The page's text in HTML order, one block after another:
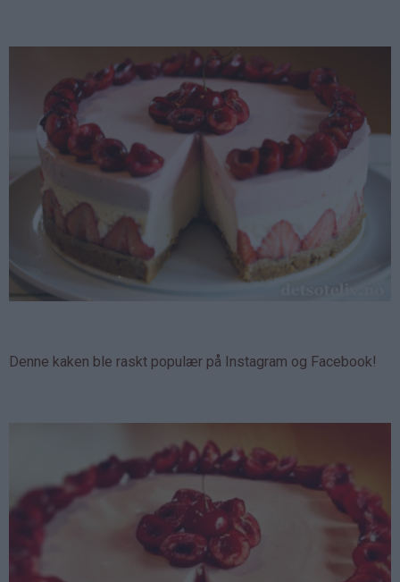
Denne kaken ble raskt populær på Instagram og Facebook!